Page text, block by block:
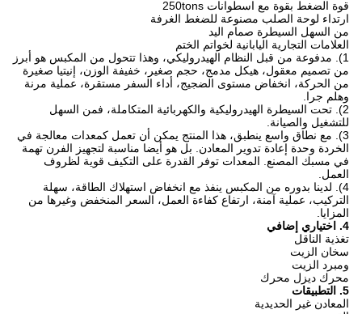
قوة الضغط بقوة مع اسطوانات 250tons
ارتداء لوحة الصلب مصنوعة للضغط الغرفة
من السهل السيطرة صمام اليد
العلامات التجارية اليابانية لخواتم الختم
1). مدفوعة من قبل النظام الهيدروليكي، وهذا تتحول من المكبس هو أبرز
من تصميم معقول، هيكل مدمج، حجم صغير، خفيفة الوزن، إنيتيا صغيرة
من الحركة، انخفاض مستوى الضجيج، أداء السفر مستقرة، عملية مرنة
وهلم جرا.
2). تحت السيطرة الهيدروليكية والكهربائية المتكاملة، فمن السهل
للتشغيل والصيانة.
3). مع نطاق واسع ينطبق، هذا المنتج يمكن أن تعمل كمعدات معالجة في
الخردة وحدة إعادة تدوير المعادن. بل هو أيضا مناسبة لتجهيز الفرن تهمة
في مسبك المصنع. المعدات توفر القدرة على التكيف قوية لظروف
العمل.
4). لدينا بدوره من المكبس ينفذ مع انخفاض استهلاك الطاقة، سهلة
التركيب، عملية آمنة، ارتفاع كفاءة العمل، السعر المنخفض وغيرها من
المزايا.
4. اختياري إضافي
تغذية الناقل
سخان الزيت
ومبرد الزيت
محرك ديزل محرك
5. التطبيقات
المعادن غير الحديدية